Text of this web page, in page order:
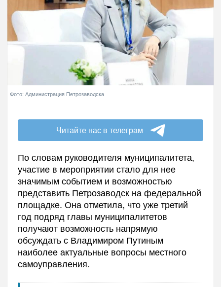
Фото: Администрация Петрозаводска
Читайте нас в телеграм
По словам руководителя муниципалитета,
участие в мероприятии стало для нее
значимым событием и возможностью
представить Петрозаводск на федеральной
площадке. Она отметила, что уже третий
год подряд главы муниципалитетов
получают возможность напрямую
обсуждать с Владимиром Путиным
наиболее актуальные вопросы местного
самоуправления.